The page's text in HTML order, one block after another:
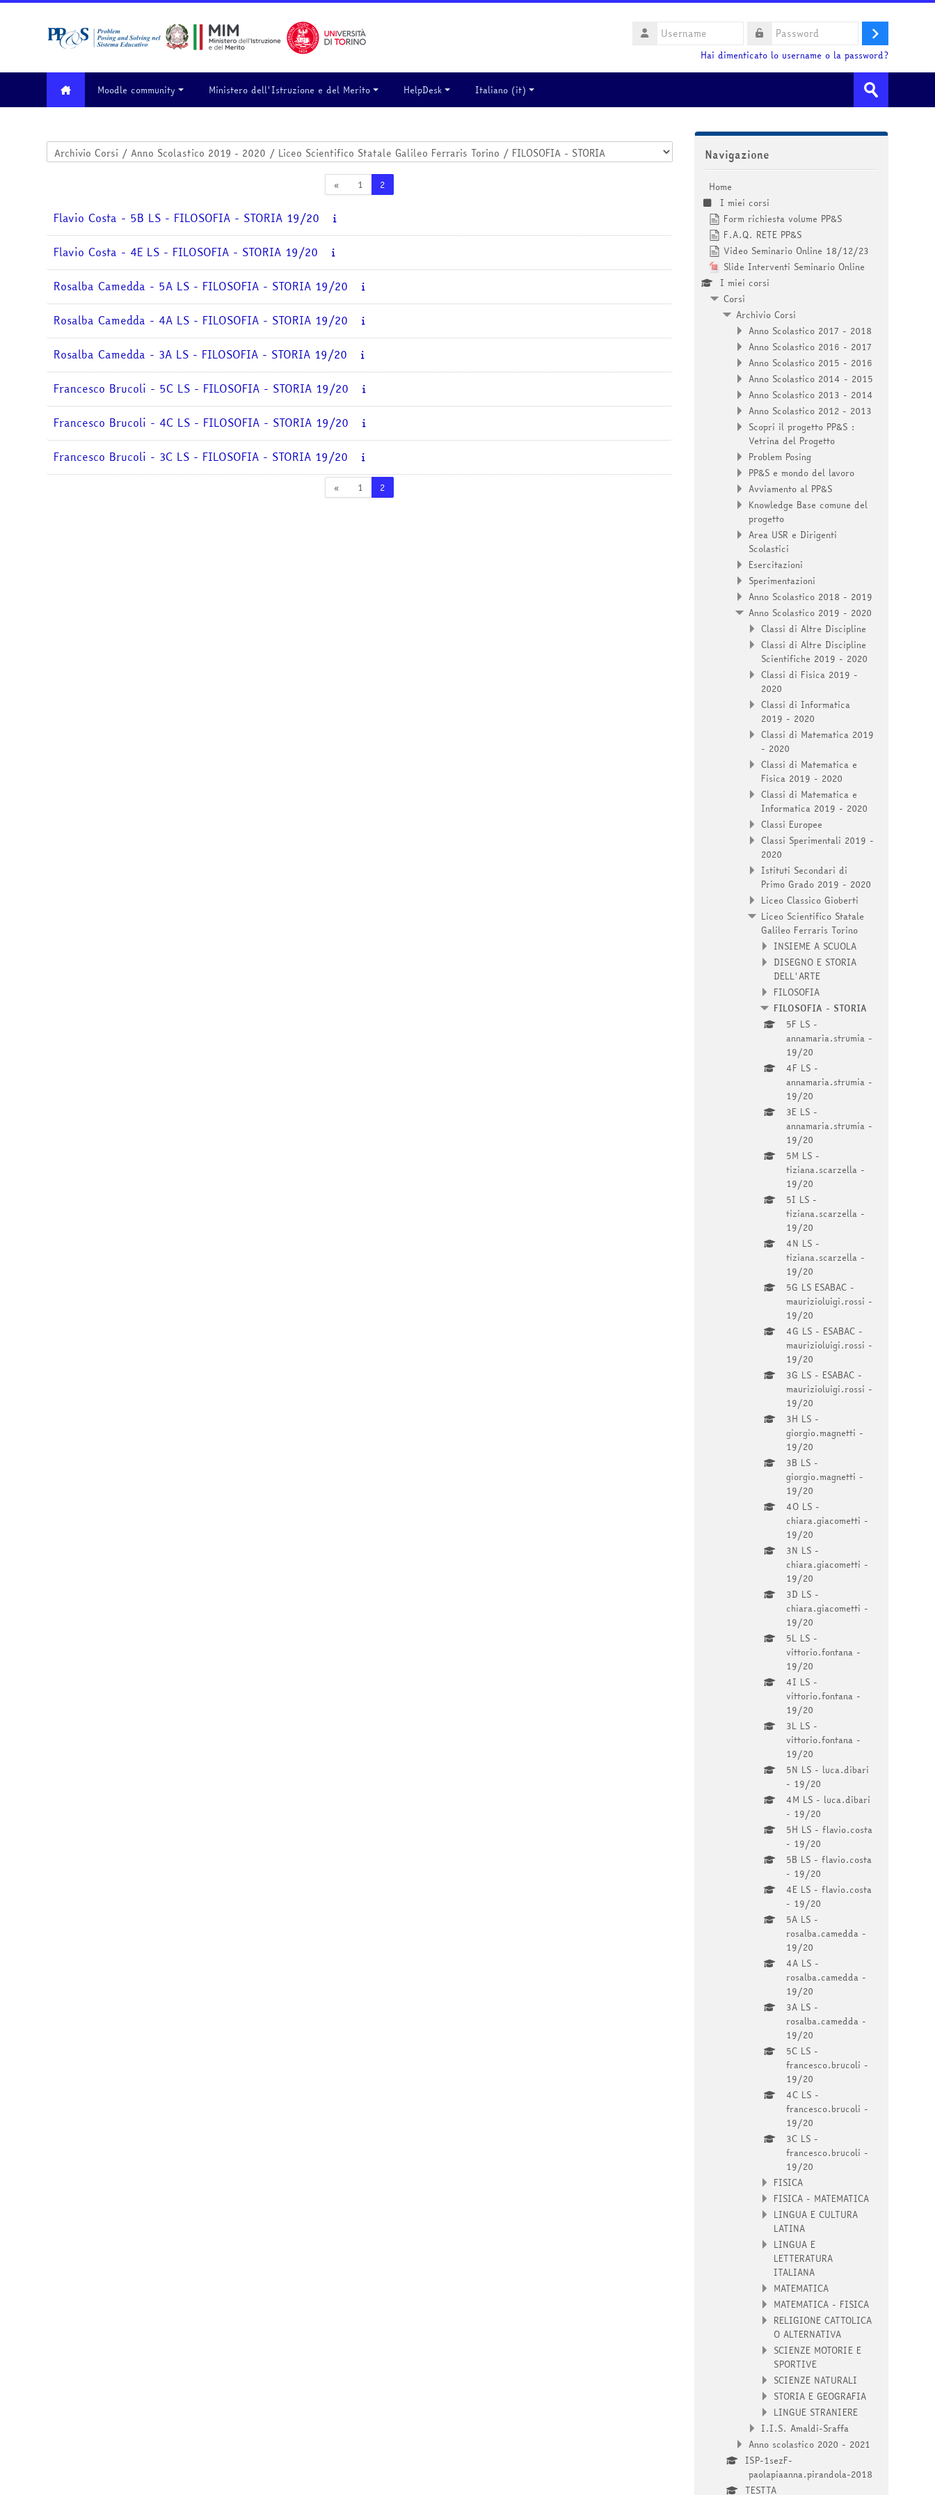
Username
Login
Hai dimenticato lo username o la password?
Moodle community Ministero dell'Istruzione e del Merito HelpDesk Italiano ‎(it)‎ Invia
Categorie di corso
« Pagina precedente
1 Pagina 1
2Pagina 2
Flavio Costa - 5B LS - FILOSOFIA - STORIA 19/20
Flavio Costa - 4E LS - FILOSOFIA - STORIA 19/20
Rosalba Camedda - 5A LS - FILOSOFIA - STORIA 19/20
Rosalba Camedda - 4A LS - FILOSOFIA - STORIA 19/20
Rosalba Camedda - 3A LS - FILOSOFIA - STORIA 19/20
Francesco Brucoli - 5C LS - FILOSOFIA - STORIA 19/20
Francesco Brucoli - 4C LS - FILOSOFIA - STORIA 19/20
Francesco Brucoli - 3C LS - FILOSOFIA - STORIA 19/20
« Pagina precedente
1 Pagina 1
2Pagina 2
Salta Navigazione
Navigazione
Home
I miei corsi
Form richiesta volume PP&S
F.A.Q. RETE PP&S
Video Seminario Online 18/12/23
Slide Interventi Seminario Online
I miei corsi
Corsi
Archivio Corsi
Anno Scolastico 2017 - 2018
Anno Scolastico 2016 - 2017
Anno Scolastico 2015 - 2016
Anno Scolastico 2014 - 2015
Anno Scolastico 2013 - 2014
Anno Scolastico 2012 - 2013
Scopri il progetto PP&S :
Vetrina del Progetto
Problem Posing
PP&S e mondo del lavoro
Avviamento al PP&S
Knowledge Base comune del
progetto
Area USR e Dirigenti
Scolastici
Esercitazioni
Sperimentazioni
Anno Scolastico 2018 - 2019
Anno Scolastico 2019 - 2020
Classi di Altre Discipline
Classi di Altre Discipline
Scientifiche 2019 - 2020
Classi di Fisica 2019 -
2020
Classi di Informatica
2019 - 2020
Classi di Matematica 2019
- 2020
Classi di Matematica e
Fisica 2019 - 2020
Classi di Matematica e
Informatica 2019 - 2020
Classi Europee
Classi Sperimentali 2019 -
2020
Istituti Secondari di
Primo Grado 2019 - 2020
Liceo Classico Gioberti
Liceo Scientifico Statale
Galileo Ferraris Torino
INSIEME A SCUOLA
DISEGNO E STORIA
DELL'ARTE
FILOSOFIA
FILOSOFIA - STORIA
5F LS -
annamaria.strumia -
19/20
4F LS -
annamaria.strumia -
19/20
3E LS -
annamaria.strumia -
19/20
5M LS -
tiziana.scarzella -
19/20
5I LS -
tiziana.scarzella -
19/20
4N LS -
tiziana.scarzella -
19/20
5G LS ESABAC -
maurizioluigi.rossi -
19/20
4G LS - ESABAC -
maurizioluigi.rossi -
19/20
3G LS - ESABAC -
maurizioluigi.rossi -
19/20
3H LS -
giorgio.magnetti -
19/20
3B LS -
giorgio.magnetti -
19/20
4O LS -
chiara.giacometti -
19/20
3N LS -
chiara.giacometti -
19/20
3D LS -
chiara.giacometti -
19/20
5L LS -
vittorio.fontana -
19/20
4I LS -
vittorio.fontana -
19/20
3L LS -
vittorio.fontana -
19/20
5N LS - luca.dibari
- 19/20
4M LS - luca.dibari
- 19/20
5H LS - flavio.costa
- 19/20
5B LS - flavio.costa
- 19/20
4E LS - flavio.costa
- 19/20
5A LS -
rosalba.camedda -
19/20
4A LS -
rosalba.camedda -
19/20
3A LS -
rosalba.camedda -
19/20
5C LS -
francesco.brucoli -
19/20
4C LS -
francesco.brucoli -
19/20
3C LS -
francesco.brucoli -
19/20
FISICA
FISICA - MATEMATICA
LINGUA E CULTURA
LATINA
LINGUA E
LETTERATURA
ITALIANA
MATEMATICA
MATEMATICA - FISICA
RELIGIONE CATTOLICA
O ALTERNATIVA
SCIENZE MOTORIE E
SPORTIVE
SCIENZE NATURALI
STORIA E GEOGRAFIA
LINGUE STRANIERE
I.I.S. Amaldi-Sraffa
Anno scolastico 2020 - 2021
ISP-1sezF-
paolapiaanna.pirandola-2018
TESTTA